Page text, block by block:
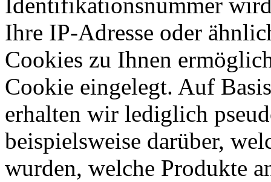
Ihre IP-Adresse oder
Cookies zu Ihnen
Cookie eingelegt. Auf
erhalten wir lediglich
beispielsweise darüber,
wurden, welche Produkte